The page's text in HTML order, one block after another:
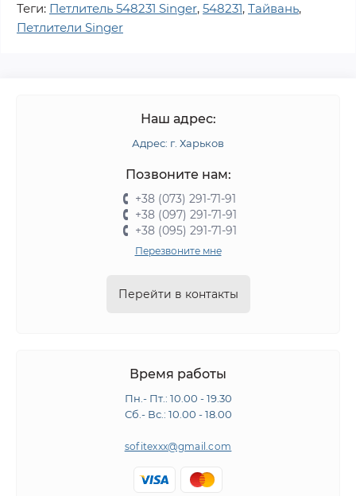
Теги: Петлитель 548231 Singer, 548231, Тайвань,
Петлители Singer
Наш адрес:
Адрес: г. Харьков
Позвоните нам:
+38 (073) 291-71-91
+38 (097) 291-71-91
+38 (095) 291-71-91
Перезвоните мне
Перейти в контакты
Время работы
Пн.- Пт.: 10.00 - 19.30
Сб.- Вс.: 10.00 - 18.00
sofitexxx@gmail.com